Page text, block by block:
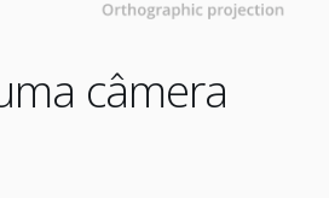
câmera